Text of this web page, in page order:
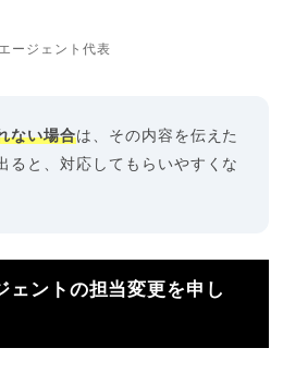
ージェント代表
ない場合は、その内容を伝えた
ると、対応してもらいやすくな
ェントの担当変更を申し